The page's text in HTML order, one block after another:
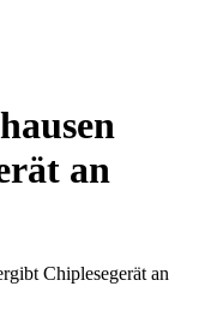
an
Chiplesegerät an